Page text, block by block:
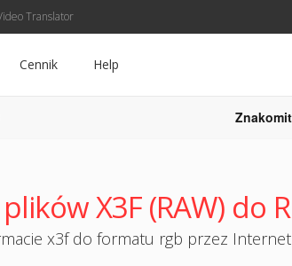
Translator
Cennik Help
X3F (RAW) do
x3f do formatu rgb przez Internet